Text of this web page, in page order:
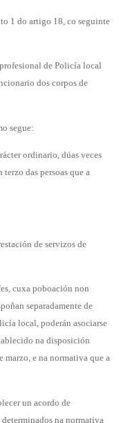
1 do artigo 18, co seguinte
de Policía local
dos corpos de
segue:
ordinario, dúas veces
das persoas que a
de servizos de
cuxa poboación non
separadamente de
local, poderán asociarse
na disposición
e na normativa que a
un acordo de
na normativa